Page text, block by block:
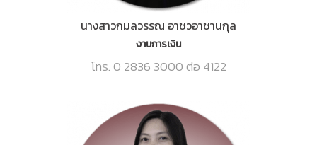
นางสาวกมลวรรณ อาชวอาชานกุล
งานการเงิน
โทร. 0 2836 3000 ต่อ 4122